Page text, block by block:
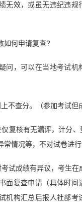
无效，或虽无违纪违规
如何申请复查?
问，可以在当地考试机
不查分。（参加考试但
复核有无漏评，计分
常情况等，不对试卷进行
试成绩有异议，考生在
面复查申请（具体时间
机构汇总后报人社部考